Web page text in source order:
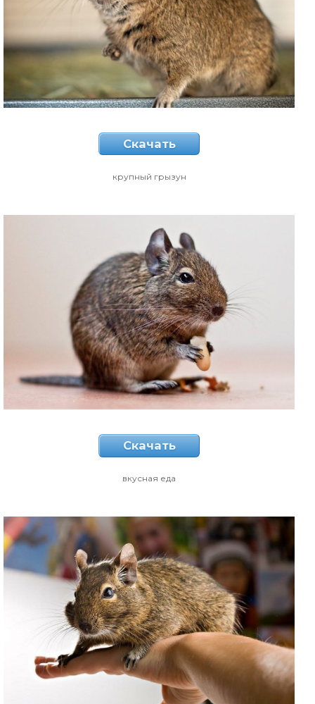
Скачать
крупный грызун
Скачать
вкусная еда